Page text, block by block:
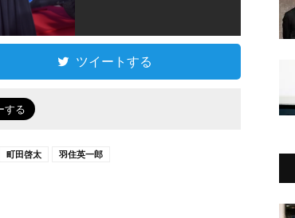
ツイートする
町田啓太 羽住英一郎